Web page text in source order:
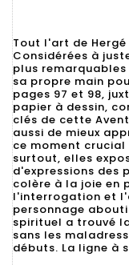
Tout l'art de Hergé
Considérées à
plus
sa propre main
pages 97 et 98,
papier à dessin,
clés de cette
aussi de mieux
ce moment crucial
surtout, elles
d'expressions des
colère à la joie en
l'interrogation et
personnage
spirituel a trouvé
sans les
débuts. La ligne à